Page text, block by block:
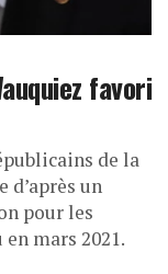
favori
de la
d’après un
pour les
mars 2021.